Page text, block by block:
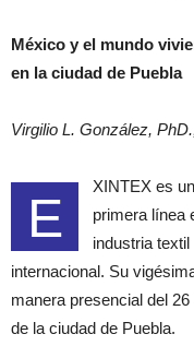
México y el mundo
en la ciudad de Puebla
Virgilio L. González,
E
XINTEX es
primera línea
industria
internacional. Su
manera presencial del
de la ciudad de Puebla.